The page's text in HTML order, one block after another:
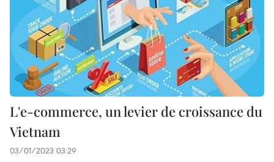
L'e-commerce, un levier de croissance du
Vietnam
03/01/2023 03:29